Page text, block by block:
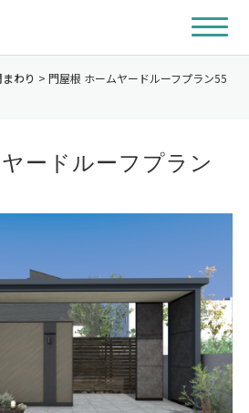
わり > 門屋根 ホームヤードルーフプラン55
ードルーフプラン